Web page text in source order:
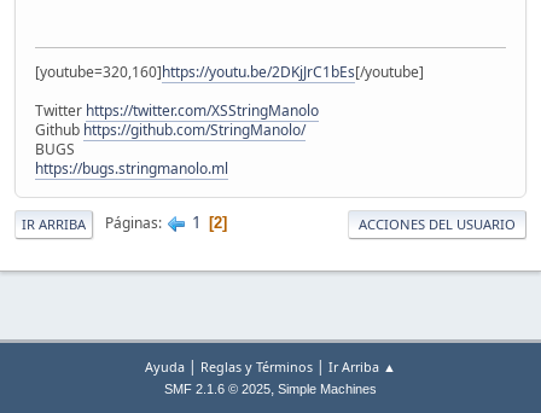
[youtube=320,160]https://youtu.be/2DKjJrC1bEs[/youtube]
Twitter https://twitter.com/XSStringManolo
Github https://github.com/StringManolo/
BUGS
https://bugs.stringmanolo.ml
IR ARRIBA Páginas 1 2 ACCIONES DEL USUARIO
Ayuda | Reglas y Términos | Ir Arriba ▲
SMF 2.1.6 © 2025, Simple Machines